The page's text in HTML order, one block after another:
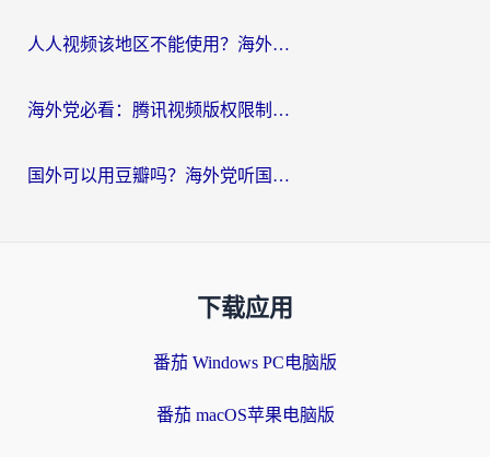
人人视频该地区不能使用？海外党追剧看片的终极解决方案来了
海外党必看：腾讯视频版权限制怎么破？3步让你轻松追剧
国外可以用豆瓣吗？海外党听国内音乐听书的实用指南
下载应用
番茄 Windows PC电脑版
番茄 macOS苹果电脑版